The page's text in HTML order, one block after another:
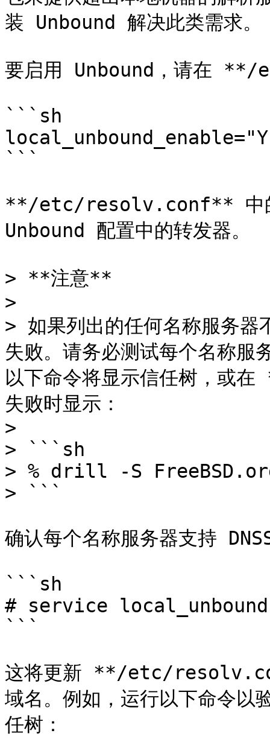
装 Unbound 解决此类需求。
要启用 Unbound，请在
```sh
```
**/etc/resolv.conf** 中的
Unbound 配置中的转发器。
> **注意**
>
> 如果列出的任何名称服务器
失败。请务必测试每个名称服
以下命令将显示信任树，
失败时显示：
>
> ```sh
> % drill -S
> ```
确认每个名称服务器支持
```sh
# service
```
这将更新 **/etc/
域名。例如，运行以下命令
任树：